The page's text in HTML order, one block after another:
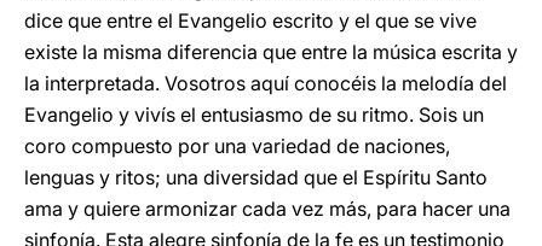
dice que entre el Evangelio escrito y el que se vive
existe la misma diferencia que entre la música escrita y
la interpretada. Vosotros aquí conocéis la melodía del
Evangelio y vivís el entusiasmo de su ritmo. Sois un
coro compuesto por una variedad de naciones,
lenguas y ritos; una diversidad que el Espíritu Santo
ama y quiere armonizar cada vez más, para hacer una
sinfonía. Esta alegre sinfonía de la fe es un testimonio